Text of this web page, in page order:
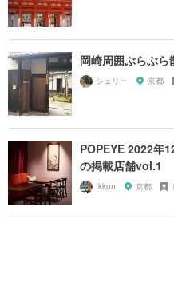
岡崎周囲ぶらぶら
シェリー 京都
POPEYE 2022年
の掲載店舗vol.1
Ikkun 京都